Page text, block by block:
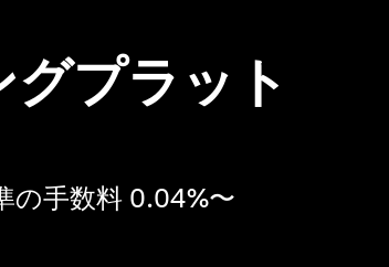
グプラット
の手数料 0.04%〜